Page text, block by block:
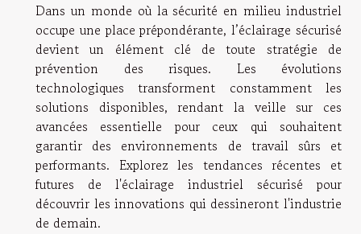
Dans un monde où la sécurité en milieu industriel
occupe une place prépondérante, l’éclairage sécurisé
devient un élément clé de toute stratégie de
prévention des risques. Les évolutions
technologiques transforment constamment les
solutions disponibles, rendant la veille sur ces
avancées essentielle pour ceux qui souhaitent
garantir des environnements de travail sûrs et
performants. Explorez les tendances récentes et
futures de l'éclairage industriel sécurisé pour
découvrir les innovations qui dessineront l'industrie
de demain.